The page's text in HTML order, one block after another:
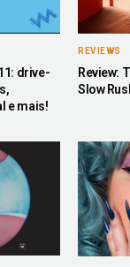
drive-
e mais!
REVIEWS
Review:
Slow